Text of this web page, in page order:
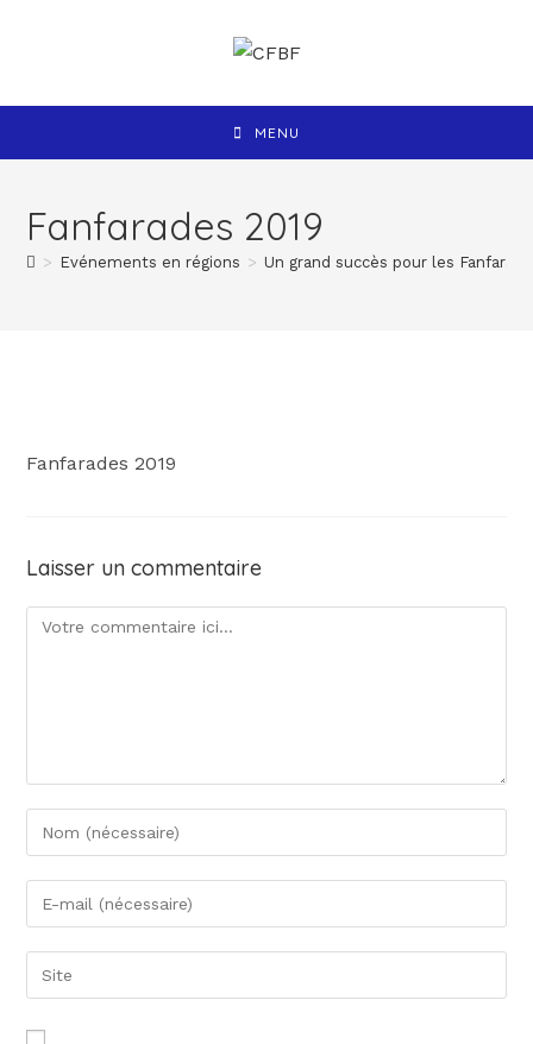
MENU
Fanfarades 2019
> Evénements en régions > Un grand succès pour les
Fanfarades 2019
Laisser un commentaire